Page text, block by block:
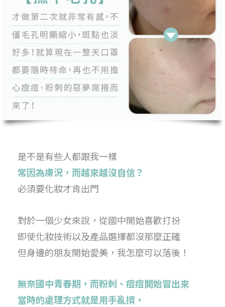
是不是有些人都跟我一樣
常因為膚況，而越來越沒自信？
必須要化妝才肯出門
對於一個少女來說，從國中開始喜歡打扮
即使化妝技術以及產品選擇都沒那麼正確
但身邊的朋友開始愛美，我怎麼可以落後！
無奈國中青春期，而粉刺、痘痘開始冒出來
當時的處理方式就是用手亂擠，